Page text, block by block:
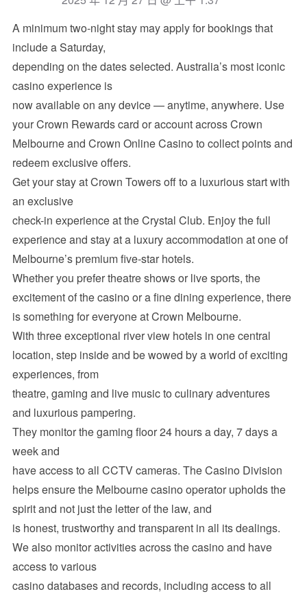
A minimum two-night stay may apply for bookings that
include a Saturday,
depending on the dates selected. Australia’s most iconic
casino experience is
now available on any device — anytime, anywhere. Use
your Crown Rewards card or account across Crown
Melbourne and Crown Online Casino to collect points and
redeem exclusive offers.
Get your stay at Crown Towers off to a luxurious start with
an exclusive
check-in experience at the Crystal Club. Enjoy the full
experience and stay at a luxury accommodation at one of
Melbourne’s premium five-star hotels.
Whether you prefer theatre shows or live sports, the
excitement of the casino or a fine dining experience, there
is something for everyone at Crown Melbourne.
With three exceptional river view hotels in one central
location, step inside and be wowed by a world of exciting
experiences, from
theatre, gaming and live music to culinary adventures
and luxurious pampering.
They monitor the gaming floor 24 hours a day, 7 days a
week and
have access to all CCTV cameras. The Casino Division
helps ensure the Melbourne casino operator upholds the
spirit and not just the letter of the law, and
is honest, trustworthy and transparent in all its dealings.
We also monitor activities across the casino and have
access to various
casino databases and records, including access to all